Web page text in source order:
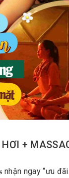
+
nhận ngay “ưu